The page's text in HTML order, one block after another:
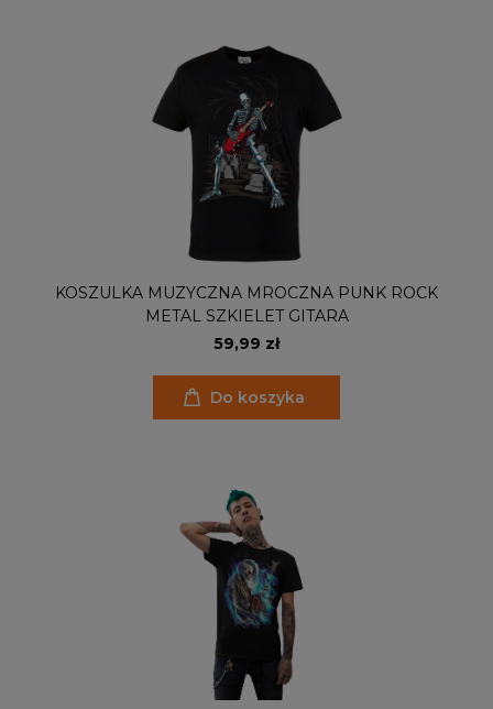
KOSZULKA MUZYCZNA MROCZNA PUNK ROCK
METAL SZKIELET GITARA
59,99 zł
Do koszyka